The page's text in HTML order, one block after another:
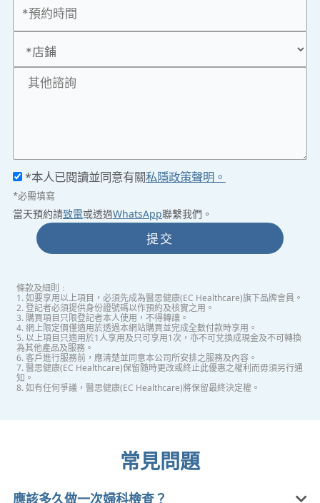
*本人已閱讀並同意有關私隱政策聲明。
*必需填寫
當天預約請致電或透過WhatsApp聯繫我們。
提交
條款及細則﹕
1. 如要享用以上項目，必須先成為醫思健康(EC Healthcare)旗下品牌會員。
2. 登記者必須提供身份證號碼以作預約及核實之用。
3. 購買項目只限登記者本人使用，不得轉讓。
4. 網上限定價僅適用於透過本網站購買並完成全數付款時享用。
5. 以上項目只適用於1人享用及只可享用1次，亦不可兌換成現金及不可轉換
為其他產品及服務。
6. 客戶進行服務前，應清楚並同意本公司所安排之服務及內容。
7. 醫思健康(EC Healthcare)保留隨時更改或終止此優惠之權利而毋須另行通
知。
8. 如有任何爭議，醫思健康(EC Healthcare)將保留最終決定權。
常見問題
應該多久做一次婦科檢查？